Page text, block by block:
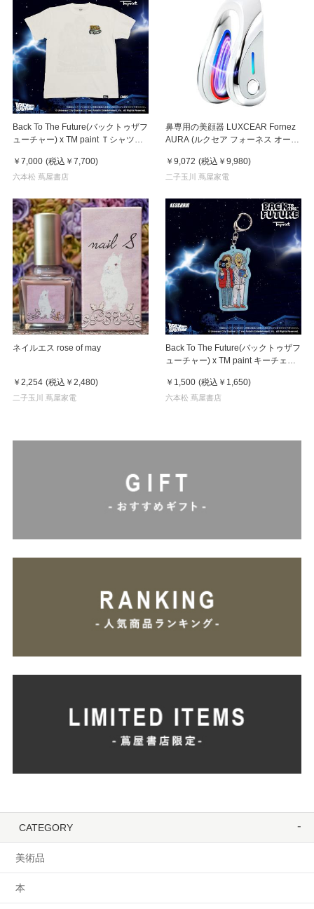
Back To The Future(バックトゥザフ
ューチャー) x TM paint Ｔシャツ
￥7,000 (税込 ￥7,700)
六本松 蔦屋書店
鼻専用の美顔器 LUXCEAR Fornez
AURA (ルクセア フォーネス オー
￥9,072 (税込 ￥9,980)
二子玉川 蔦屋家電
ネイルエス rose of may
￥2,254 (税込 ￥2,480)
二子玉川 蔦屋家電
Back To The Future(バックトゥザフ
ューチャー) x TM paint キーチェー
￥1,500 (税込 ￥1,650)
六本松 蔦屋書店
CATEGORY
美術品
本